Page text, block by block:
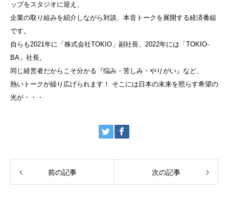
ップをスタジオに迎え、
企業の取り組みを紹介しながら対談、本音トークを展開する経済番組
です。
自らも2021年に「株式会社TOKIO」副社長、2022年には「TOKIO-
BA」社長。
同じ経営者だからこそ分かる『悩み・苦しみ・やりがい』など、
熱いトークが繰り広げられます！ そこには日本の未来を照らす希望の
光が・・・
前の記事 次の記事